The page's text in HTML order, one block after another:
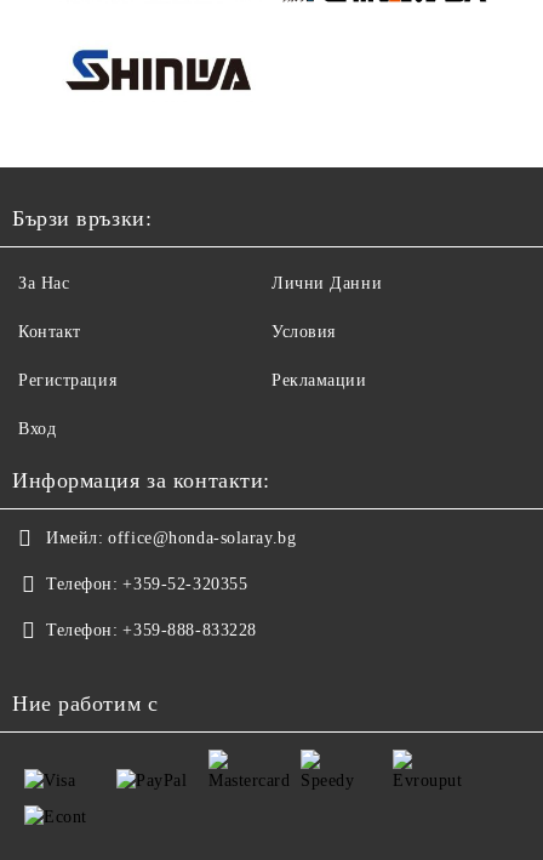
Бързи връзки:
За Нас
Контакт
Регистрация
Вход
Лични Данни
Условия
Рекламации
Информация за контакти:
Имейл: office@honda-solaray.bg
Телефон: +359-52-320355
Телефон: +359-888-833228
Ние работим с